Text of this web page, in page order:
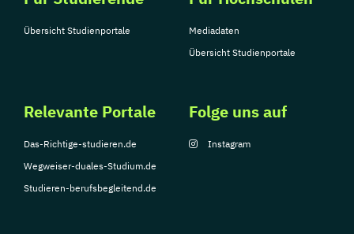
Übersicht Studienportale
Mediadaten
Übersicht Studienportale
Relevante Portale
Das-Richtige-studieren.de
Wegweiser-duales-Studium.de
Studieren-berufsbegleitend.de
Folge uns auf
Instagram